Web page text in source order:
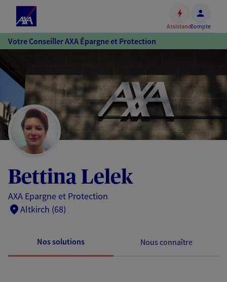
Accéder
au
Accéder
au
pied
de
page
AssistanceCompte
Votre Conseiller AXA Épargne et Protection
Bettina Lelek
AXA Epargne et Protection
Altkirch (68)
Nos solutions Nous connaître